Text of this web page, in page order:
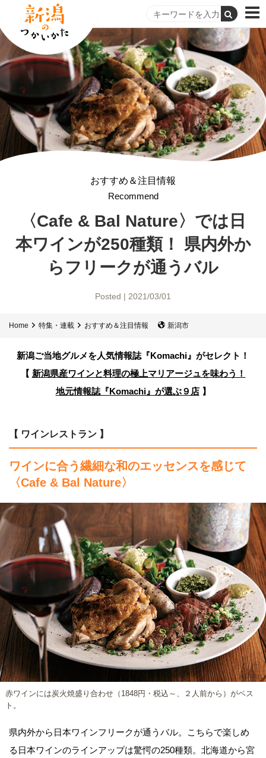
おすすめ＆注目情報
Recommend
〈Cafe & Bal Nature〉では日
本ワインが250種類！ 県内外か
らフリークが通うバル
Posted | 2021/03/01
Home 特集・連載 おすすめ＆注目情報 新潟市
新潟ご当地グルメを人気情報誌 『Komachi』がセレクト！
【 新潟県産ワインと料理の極上マリアージュを味わう！
地元情報誌『Komachi』が選ぶ９店】
【 ワインレストラン 】
ワインに合う繊細な和のエッセンスを感じて
〈Cafe & Bal Nature〉
赤ワインには炭火焼盛り合わせ（1848円・税込～、２人前から）がベス
ト。
県内外から日本ワインフリークが通うバル。こちらで楽しめ
る日本ワインのラインアップは驚愕の250種類。北海道から宮